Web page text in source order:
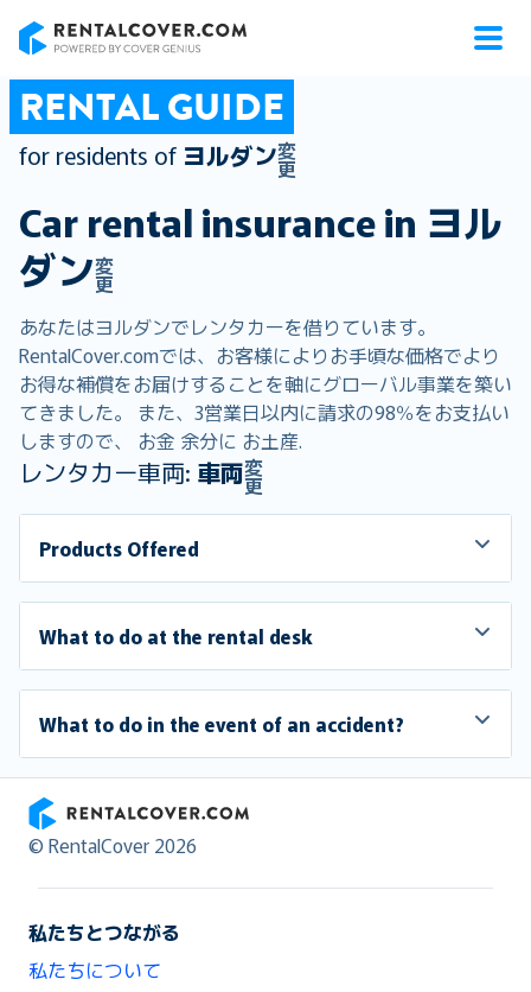
RENTAL GUIDE
for residents of ヨルダン変
更
Car rental insurance in ヨル
ダン変
更
あなたはヨルダンでレンタカーを借りています。
RentalCover.comでは、お客様によりお手頃な価格でより
お得な補償をお届けすることを軸にグローバル事業を築い
てきました。 また、3営業日以内に請求の98％をお支払い
しますので、 お金 余分に お土産.
レンタカー車両: 車両変
更
Products Offered
What to do at the rental desk
What to do in the event of an accident?
RentalCover
© RentalCover 2026
私たちとつながる
私たちについて